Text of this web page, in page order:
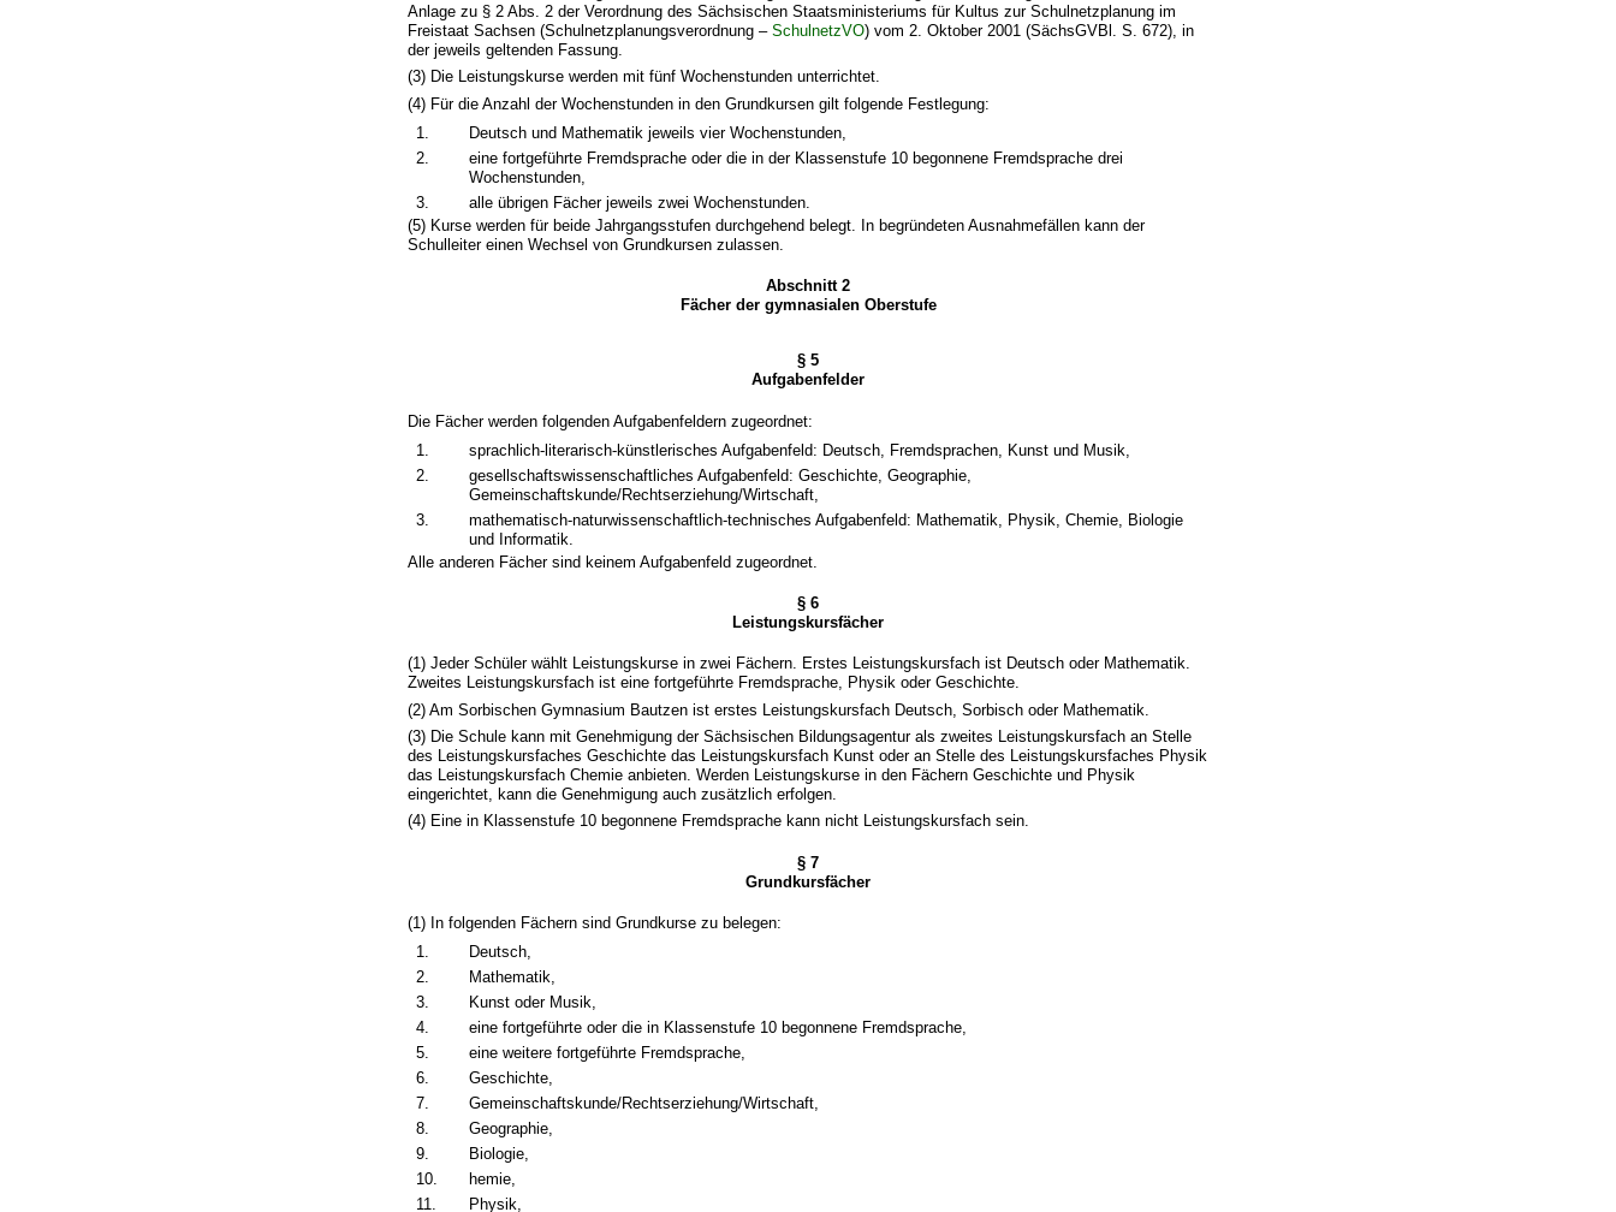
Anlage zu § 2 Abs. 2 der Verordnung des Sächsischen Staatsministeriums für Kultus zur Schulnetzplanung im
Freistaat Sachsen (Schulnetzplanungsverordnung –SchulnetzVO) vom 2. Oktober 2001 (SächsGVBl. S. 672), in
der jeweils geltenden Fassung.
(3) Die Leistungskurse werden mit fünf Wochenstunden unterrichtet.
(4) Für die Anzahl der Wochenstunden in den Grundkursen gilt folgende Festlegung:
1.
Deutsch und Mathematik jeweils vier Wochenstunden,
2.
eine fortgeführte Fremdsprache oder die in der Klassenstufe 10 begonnene Fremdsprache drei
Wochenstunden,
3.
alle übrigen Fächer jeweils zwei Wochenstunden.
(5) Kurse werden für beide Jahrgangsstufen durchgehend belegt. In begründeten Ausnahmefällen kann der
Schulleiter einen Wechsel von Grundkursen zulassen.
Abschnitt 2
Fächer der gymnasialen Oberstufe
§ 5
Aufgabenfelder
Die Fächer werden folgenden Aufgabenfeldern zugeordnet:
1.
sprachlich-literarisch-künstlerisches Aufgabenfeld: Deutsch, Fremdsprachen, Kunst und Musik,
2.
gesellschaftswissenschaftliches Aufgabenfeld: Geschichte, Geographie,
Gemeinschaftskunde/Rechtserziehung/Wirtschaft,
3.
mathematisch-naturwissenschaftlich-technisches Aufgabenfeld: Mathematik, Physik, Chemie, Biologie
und Informatik.
Alle anderen Fächer sind keinem Aufgabenfeld zugeordnet.
§ 6
Leistungskursfächer
(1) Jeder Schüler wählt Leistungskurse in zwei Fächern. Erstes Leistungskursfach ist Deutsch oder Mathematik.
Zweites Leistungskursfach ist eine fortgeführte Fremdsprache, Physik oder Geschichte.
(2) Am Sorbischen Gymnasium Bautzen ist erstes Leistungskursfach Deutsch, Sorbisch oder Mathematik.
(3) Die Schule kann mit Genehmigung der Sächsischen Bildungsagentur als zweites Leistungskursfach an Stelle
des Leistungskursfaches Geschichte das Leistungskursfach Kunst oder an Stelle des Leistungskursfaches Physik
das Leistungskursfach Chemie anbieten. Werden Leistungskurse in den Fächern Geschichte und Physik
eingerichtet, kann die Genehmigung auch zusätzlich erfolgen.
(4) Eine in Klassenstufe 10 begonnene Fremdsprache kann nicht Leistungskursfach sein.
§ 7
Grundkursfächer
(1) In folgenden Fächern sind Grundkurse zu belegen:
1.
Deutsch,
2.
Mathematik,
3.
Kunst oder Musik,
4.
eine fortgeführte oder die in Klassenstufe 10 begonnene Fremdsprache,
5.
eine weitere fortgeführte Fremdsprache,
6.
Geschichte,
7.
Gemeinschaftskunde/Rechtserziehung/Wirtschaft,
8.
Geographie,
9.
Biologie,
10.
hemie,
11.
Physik,